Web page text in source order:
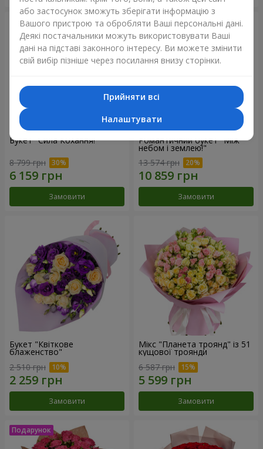
Букет "Сила Кохання!"
8 799 грн
Замовити
Романтичний букет "Між
небом і землею!"
13 574 грн
Замовити
Букет "Квіткове
блаженство"
2 510 грн
Замовити
Мікс "Планета троянд" із 51
кущової троянди
6 587 грн
Замовити
або застосунок зможуть зберігати інформацію з
Вашого пристрою та обробляти Ваші персональні дані.
Деякі постачальники можуть використовувати Ваші
дані на підставі законного інтересу. Ви можете змінити
свій вибір пізніше через посилання внизу сторінки.
Прийняти всі
Налаштувати